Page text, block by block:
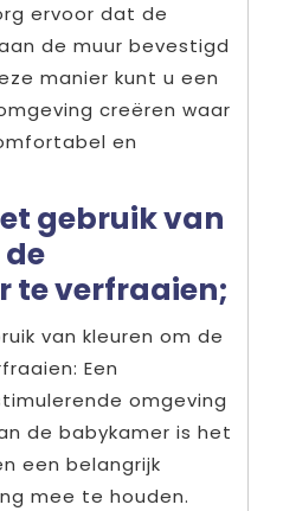
ervoor dat de
de muur bevestigd
manier kunt u een
creëren waar
en
gebruik van
te verfraaien;
van kleuren om de
Een
omgeving
de babykamer is het
een belangrijk
mee te houden.